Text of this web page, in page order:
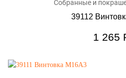
Собранные и
39112
1 265